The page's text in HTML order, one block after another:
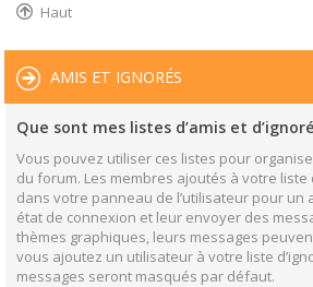
Haut
AMIS ET IGNORÉS
Que sont mes listes d’amis et
Vous pouvez utiliser ces listes pour
du forum. Les membres ajoutés à votre liste
dans votre panneau de l’utilisateur pour un
état de connexion et leur envoyer des
thèmes graphiques, leurs messages
vous ajoutez un utilisateur à votre liste
messages seront masqués par défaut.